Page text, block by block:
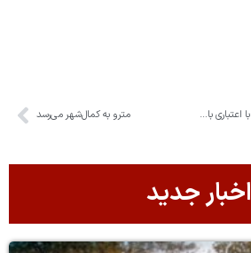
اجرای ۱۷ پروژه ایمنی راه البرز با اعتباری بالغ بر ۲۳۳ میلیارد تومان مترو به کمال‌شهر می‌رسد
اخبار جدید